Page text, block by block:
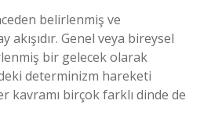
belirlenmiş ve
Genel veya bireysel
bir gelecek olarak
determinizm hareketi
kavramı birçok farklı dinde de